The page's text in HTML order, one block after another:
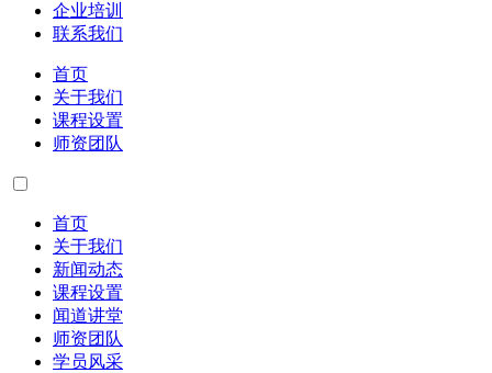
企业培训
联系我们
首页
关于我们
课程设置
师资团队
首页
关于我们
新闻动态
课程设置
闻道讲堂
师资团队
学员风采